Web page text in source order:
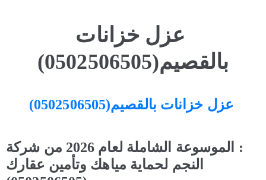
عزل خزانات
بالقصيم(0502506505)
عزل خزانات بالقصيم(0502506505)
: الموسوعة الشاملة لعام 2026 من شركة
النجم لحماية مياهك وتأمين عقارك